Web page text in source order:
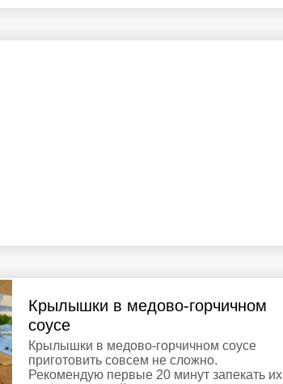
Крылышки в медово-горчичном
соусе
Крылышки в медово-горчичном соусе
приготовить совсем не сложно.
Рекомендую первые 20 минут запекать их